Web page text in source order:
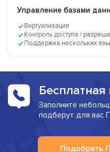
Управление базами
Виртуализация
Контроль доступа /
Поддержка нескольких
Бесплатная
Заполните
подберут для вас
Подобрать